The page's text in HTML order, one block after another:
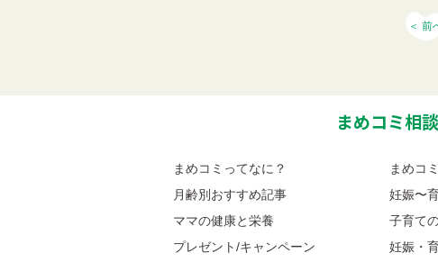
＜ 前
まめコミ相
まめコミってなに？ まめコ
月齢別おすすめ記事
妊娠〜
ママの健康と栄養
子育て
プレゼント/キャンペーン
妊娠・